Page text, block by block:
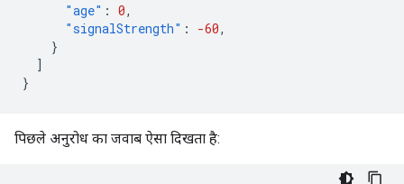
"age" : 0,
"signalStrength" : -60,
}
]
}
पिछले अनुरोध का जवाब ऐसा दिखता है: